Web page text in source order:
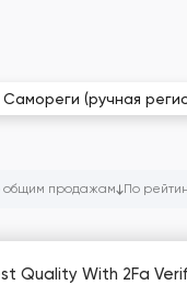
(ручная
общим продажам По
Quality With 2Fa